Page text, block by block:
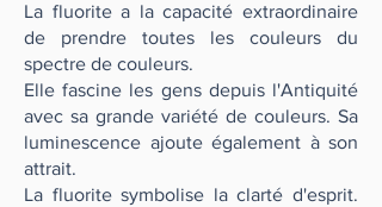
La fluorite a la capacité extraordinaire
de prendre toutes les couleurs du
spectre de couleurs.
Elle fascine les gens depuis l'Antiquité
avec sa grande variété de couleurs. Sa
luminescence ajoute également à son
attrait.
La fluorite symbolise la clarté d'esprit.